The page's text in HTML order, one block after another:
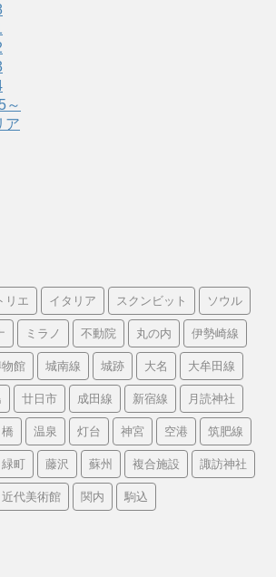
～
ア
リエ イタリア スクンビット ソウル
ミラノ 不動院 丸の内 伊勢崎線
館 城南線 城跡 大名 大牟田線
廿日市 成田線 新宿線 月読神社
橋 温泉 灯台 神宮 空港 筑肥線
緑町 藤沢 蘇州 複合施設 諏訪神社
近代美術館 関内 駒込